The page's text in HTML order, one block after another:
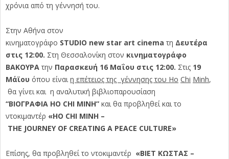
χρόνια από τη γέννησή του.
Στην Αθήνα στον
κινηματογράφο STUDIO new star art cinema τη Δευτέρα
στις 12:00. Στη Θεσσαλονίκη στον κινηματογράφο
ΒΑΚΟΥΡΑ την Παρασκευή 16 Μαΐου στις 12:00. Στις 19
Μάϊου όπου είναιη επέτειος της γέννησης του Ho Chi Minh,
θα γίνει και η αναλυτική βιβλιοπαρουσίαση
“ΒΙΟΓΡΑΦΙΑ HO CHI MINH” και θα προβληθεί και το
ντοκιμαντέρ «HO CHI MINH –
THE JOURNEY OF CREATING A PEACE CULTURE»
Επίσης, θα προβληθεί το ντοκιμαντέρ «BIET ΚΩΣΤΑΣ –